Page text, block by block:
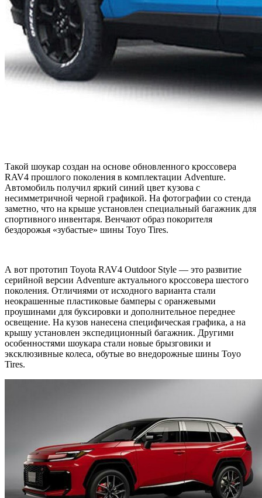
Такой шоукар создан на основе обновленного кроссовера
RAV4 прошлого поколения в комплектации Adventure.
Автомобиль получил яркий синий цвет кузова с
несимметричной черной графикой. На фотографии со стенда
заметно, что на крыше установлен специальный багажник для
спортивного инвентаря. Венчают образ покорителя
бездорожья «зубастые» шины Toyo Tires.
А вот прототип Toyota RAV4 Outdoor Style — это развитие
серийной версии Adventure актуального кроссовера шестого
поколения. Отличиями от исходного варианта стали
неокрашенные пластиковые бамперы с оранжевыми
проушинами для буксировки и дополнительное переднее
освещение. На кузов нанесена специфическая графика, а на
крышу установлен экспедиционный багажник. Другими
особенностями шоукара стали новые брызговики и
эксклюзивные колеса, обутые во внедорожные шины Toyo
Tires.